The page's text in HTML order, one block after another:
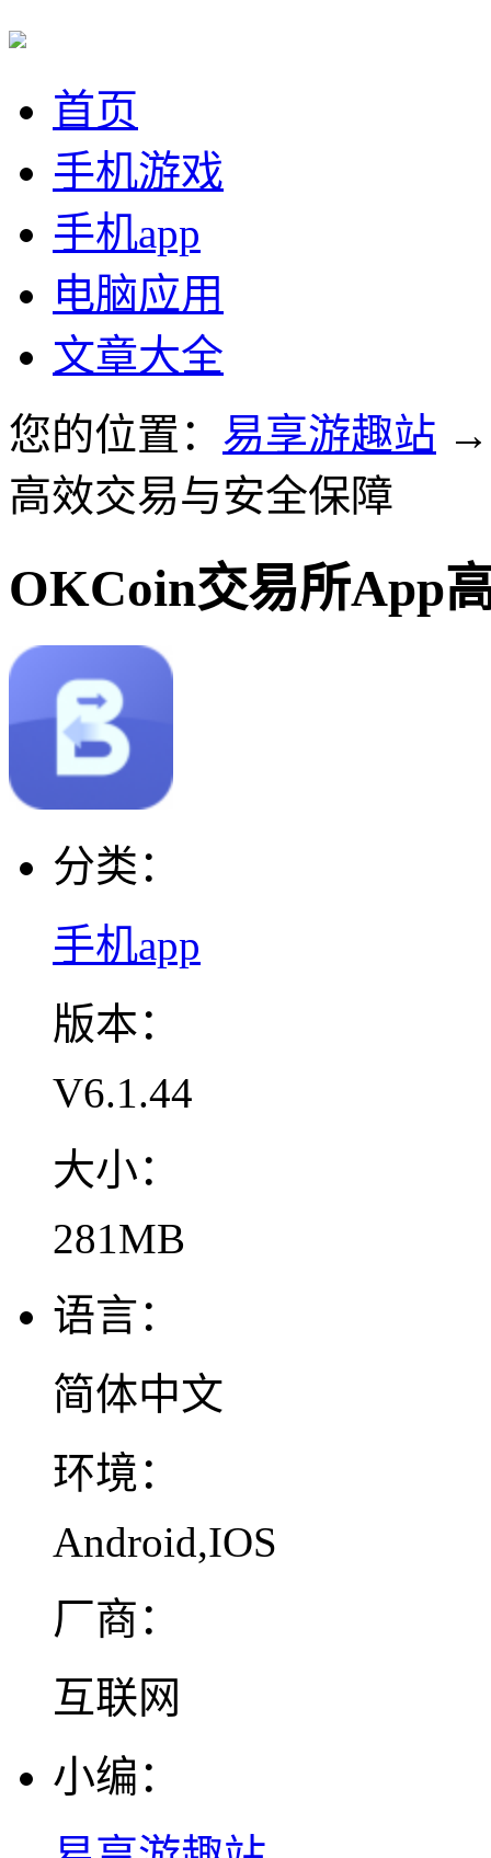
首页
手机游戏
手机app
电脑应用
文章大全
您的位置： 易享游趣站
高效交易与安全保障
OKCoin交易所App
分类：
手机app
版本：
V6.1.44
大小：
281MB
语言：
简体中文
环境：
Android,IOS
厂商：
互联网
小编：